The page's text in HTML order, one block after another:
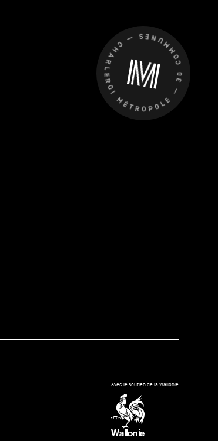
CHARLEROI MÉTROPOLE — 30 COMMUNES —
Avec le soutien de la Wallonie